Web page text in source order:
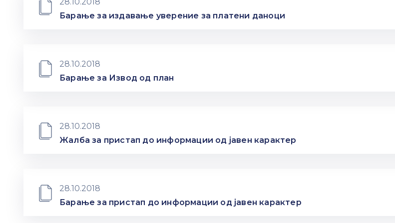
Барање за издавање уверение за платени даноци
28.10.2018
Барање за Извод од план
28.10.2018
Жалба за пристап до информации од јавен карактер
28.10.2018
Барање за пристап до информации од јавен карактер